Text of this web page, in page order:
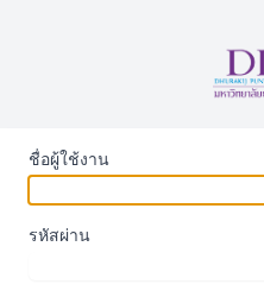
ชื่อผู้ใช้งาน
รหัสผ่าน